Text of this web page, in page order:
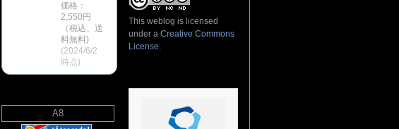
価格：
2,550円
（税込、送
料無料)
(2024/6/2
時点)
A8
This weblog is licensed
under a Creative Commons
License.